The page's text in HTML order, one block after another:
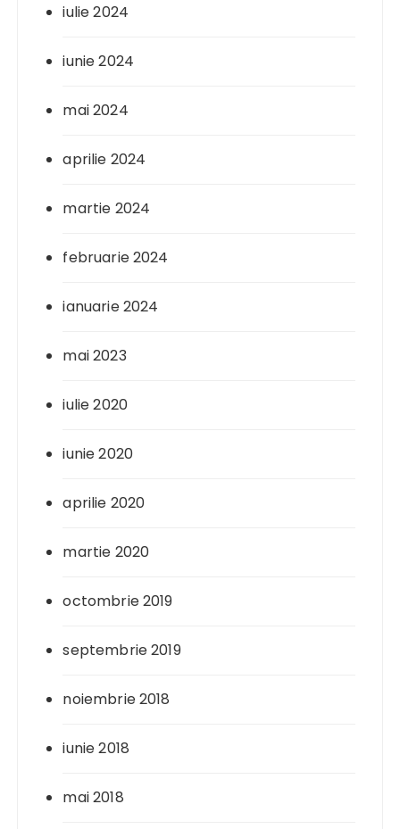
iulie 2024
iunie 2024
mai 2024
aprilie 2024
martie 2024
februarie 2024
ianuarie 2024
mai 2023
iulie 2020
iunie 2020
aprilie 2020
martie 2020
octombrie 2019
septembrie 2019
noiembrie 2018
iunie 2018
mai 2018